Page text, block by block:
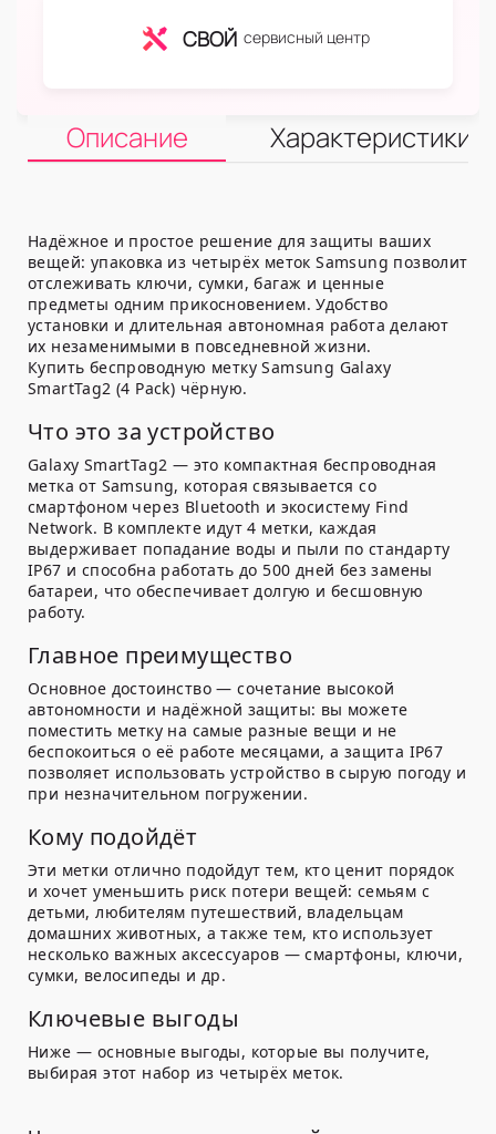
СВОЙ сервисный центр
Описание Характеристики
Надёжное и простое решение для защиты ваших
вещей: упаковка из четырёх меток Samsung позволит
отслеживать ключи, сумки, багаж и ценные
предметы одним прикосновением. Удобство
установки и длительная автономная работа делают
их незаменимыми в повседневной жизни.
Купить беспроводную метку Samsung Galaxy
SmartTag2 (4 Pack) чёрную.
Что это за устройство
Galaxy SmartTag2 — это компактная беспроводная
метка от Samsung, которая связывается со
смартфоном через Bluetooth и экосистему Find
Network. В комплекте идут 4 метки, каждая
выдерживает попадание воды и пыли по стандарту
IP67 и способна работать до 500 дней без замены
батареи, что обеспечивает долгую и бесшовную
работу.
Главное преимущество
Основное достоинство — сочетание высокой
автономности и надёжной защиты: вы можете
поместить метку на самые разные вещи и не
беспокоиться о её работе месяцами, а защита IP67
позволяет использовать устройство в сырую погоду и
при незначительном погружении.
Кому подойдёт
Эти метки отлично подойдут тем, кто ценит порядок
и хочет уменьшить риск потери вещей: семьям с
детьми, любителям путешествий, владельцам
домашних животных, а также тем, кто использует
несколько важных аксессуаров — смартфоны, ключи,
сумки, велосипеды и др.
Ключевые выгоды
Ниже — основные выгоды, которые вы получите,
выбирая этот набор из четырёх меток.